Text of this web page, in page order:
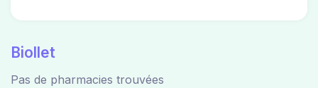
Biollet
Pas de pharmacies trouvées